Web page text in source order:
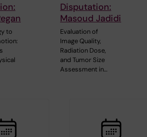
to
Disputation:
Masoud Jadidi
Evaluation of
Image Quality,
Radiation Dose,
and Tumor Size
Assessment in…